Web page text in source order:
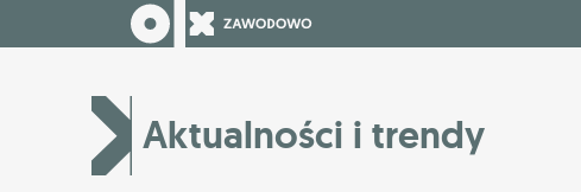
Aktualności i trendy